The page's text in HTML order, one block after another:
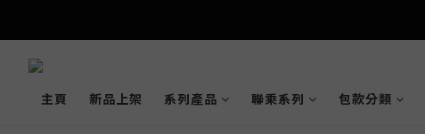
主頁 新品上架 系列產品 聯乘系列 包款分類